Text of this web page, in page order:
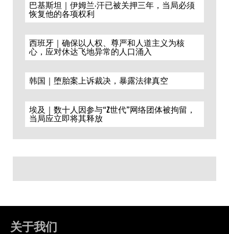
巴基斯坦｜伊姆兰·汗已被关押三年，当局必须
恢复他的各项权利
西班牙｜确保以人权、尊严和人道主义为核
心，应对休达飞地异常的人口涌入
韩国｜堕胎案上诉裁决，暴露法律真空
埃及｜数十人因参与“Z世代”网络团体被拘留，
当局应立即将其释放
关于我们